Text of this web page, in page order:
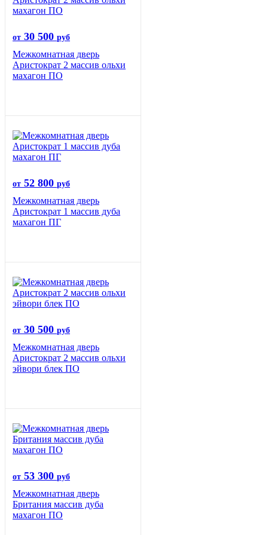
от 30 500 руб
Межкомнатная дверь
Аристократ 2 массив ольхи
махагон ПО
от 52 800 руб
Межкомнатная дверь
Аристократ 1 массив дуба
махагон ПГ
от 30 500 руб
Межкомнатная дверь
Аристократ 2 массив ольхи
эйвори блек ПО
от 53 300 руб
Межкомнатная дверь
Британия массив дуба
махагон ПО